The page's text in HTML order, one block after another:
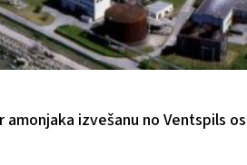
izvešanu no Ventspils